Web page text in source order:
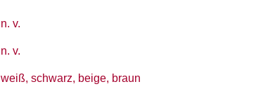
n. v.
n. v.
weiß, schwarz, beige, braun